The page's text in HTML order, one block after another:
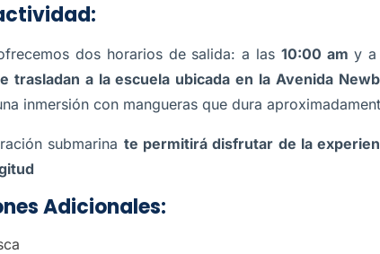
dos horarios de salida: a las 10:00 am y a
trasladan a la escuela ubicada en la Avenida
inmersión con mangueras que dura
submarina te permitirá disfrutar de la
Adicionales: